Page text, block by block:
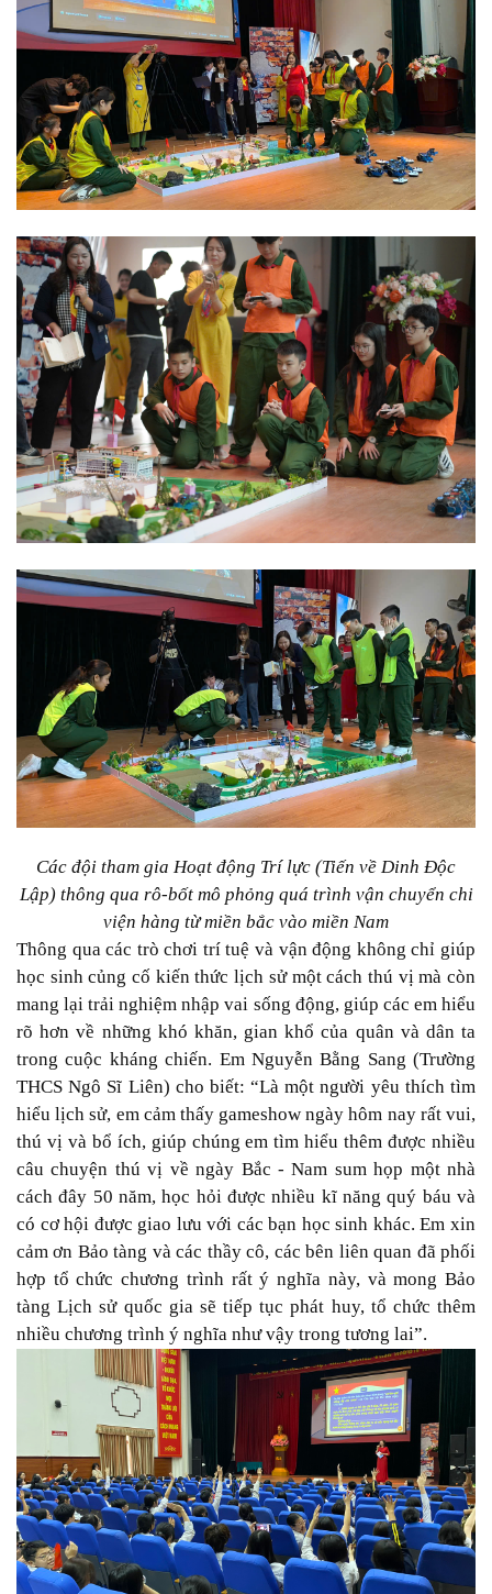
Các đội tham gia Hoạt động Trí lực (Tiến về Dinh Độc
Lập) thông qua rô-bốt mô phỏng quá trình vận chuyển chi
viện hàng từ miền bắc vào miền Nam
Thông qua các trò chơi trí tuệ và vận động không chỉ giúp
học sinh củng cố kiến thức lịch sử một cách thú vị mà còn
mang lại trải nghiệm nhập vai sống động, giúp các em hiểu
rõ hơn về những khó khăn, gian khổ của quân và dân ta
trong cuộc kháng chiến. Em Nguyễn Bằng Sang (Trường
THCS Ngô Sĩ Liên) cho biết: “Là một người yêu thích tìm
hiểu lịch sử, em cảm thấy gameshow ngày hôm nay rất vui,
thú vị và bổ ích, giúp chúng em tìm hiểu thêm được nhiều
câu chuyện thú vị về ngày Bắc - Nam sum họp một nhà
cách đây 50 năm, học hỏi được nhiều kĩ năng quý báu và
có cơ hội được giao lưu với các bạn học sinh khác. Em xin
cảm ơn Bảo tàng và các thầy cô, các bên liên quan đã phối
hợp tổ chức chương trình rất ý nghĩa này, và mong Bảo
tàng Lịch sử quốc gia sẽ tiếp tục phát huy, tổ chức thêm
nhiều chương trình ý nghĩa như vậy trong tương lai”.